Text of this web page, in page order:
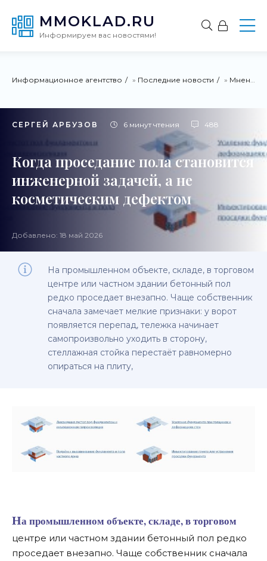
MMOKLAD.RU
Информируем вас новостями!
Информационное агентство » Последние новости » Мнения
СЕРГЕЙ АРБУЗОВ 6 минут чтения 488
Когда проседание пола становится
инженерной задачей, а не
косметическим дефектом
Добавлено: 18 май 2026
На промышленном объекте, складе, в торговом
центре или частном здании бетонный пол
редко проседает внезапно. Чаще собственник
сначала замечает мелкие признаки: у ворот
появляется перепад, тележка начинает
самопроизвольно уходить в сторону,
стеллажная стойка перестаёт равномерно
опираться на плиту,
На промышленном объекте, складе, в торговом
центре или частном здании бетонный пол редко
проседает внезапно. Чаще собственник сначала